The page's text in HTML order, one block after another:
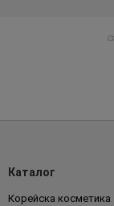
Каталог
Корейска косметика